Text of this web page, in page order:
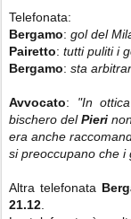
Telefonata:
Bergamo: gol del
Pairetto: tutti puliti i
Bergamo: sta
Avvocato: "In
bischero delPieri
era anche
si preoccupano che i
Altra telefonata
21.12